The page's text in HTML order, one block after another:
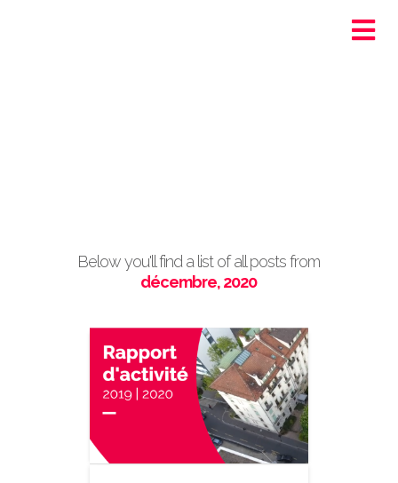
Below you'll find a list of all posts from
décembre, 2020